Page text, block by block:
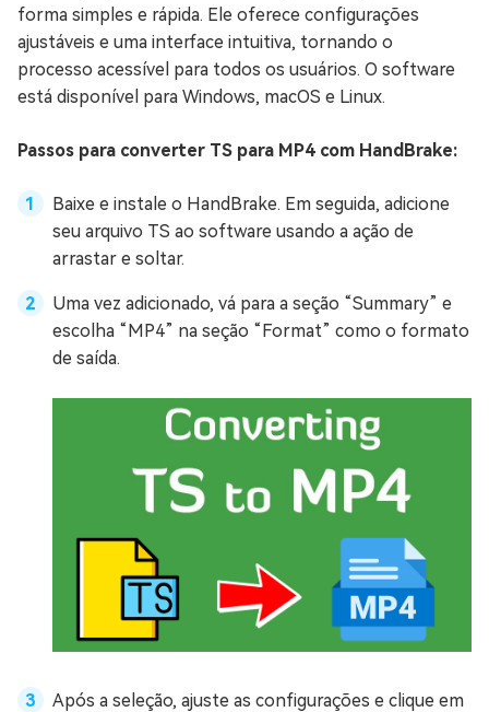
forma simples e rápida. Ele oferece configurações
ajustáveis e uma interface intuitiva, tornando o
processo acessível para todos os usuários. O software
está disponível para Windows, macOS e Linux.
Passos para converter TS para MP4 com HandBrake:
Baixe e instale o HandBrake. Em seguida, adicione
seu arquivo TS ao software usando a ação de
arrastar e soltar.
Uma vez adicionado, vá para a seção “Summary” e
escolha “MP4” na seção “Format” como o formato
de saída.
Após a seleção, ajuste as configurações e clique em